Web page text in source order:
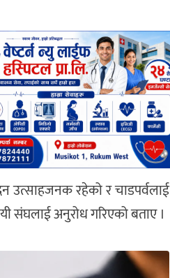
उत्साहजनक रहेको र चाडपर्वलाई
संघलाई अनुरोध गरिएको बताए ।